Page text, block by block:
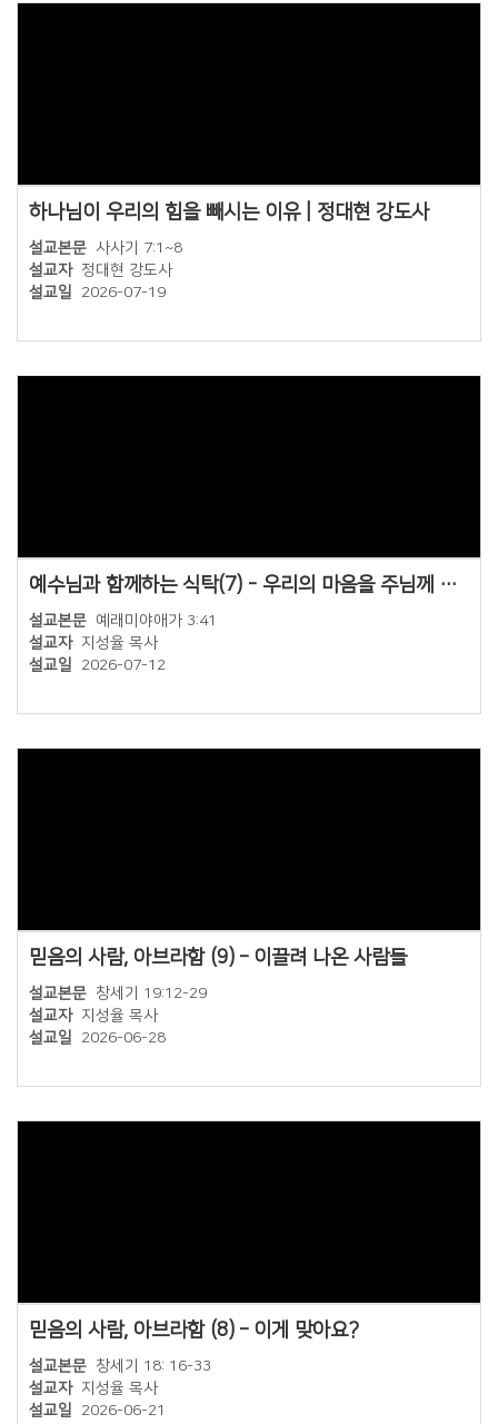
하나님이 우리의 힘을 빼시는 이유 | 정대현 강도사
설교본문 사사기 7:1~8
설교자 정대현 강도사
설교일
2026-07-19
예수님과 함께하는 식탁(7) - 우리의 마음을 주님께 높이 올려드립니다
설교본문 예래미야애가 3:41
설교자 지성율 목사
설교일
2026-07-12
믿음의 사람, 아브라함 (9) – 이끌려 나온 사람들
설교본문 창세기 19:12-29
설교자 지성율 목사
설교일
2026-06-28
믿음의 사람, 아브라함 (8) – 이게 맞아요?
설교본문 창세기 18: 16-33
설교자 지성율 목사
설교일
2026-06-21